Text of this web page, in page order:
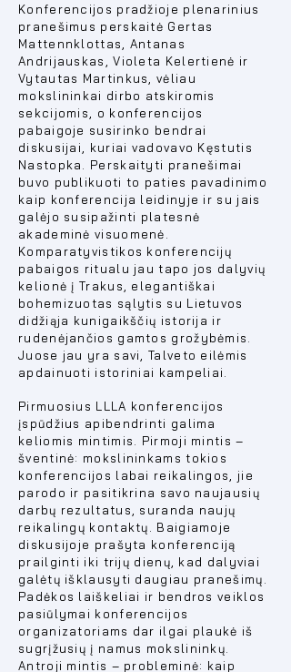
Konferencijos pradžioje plenarinius
pranešimus perskaitė Gertas
Mattennklottas, Antanas
Andrijauskas, Violeta Kelertienė ir
Vytautas Martinkus, vėliau
mokslininkai dirbo atskiromis
sekcijomis, o konferencijos
pabaigoje susirinko bendrai
diskusijai, kuriai vadovavo Kęstutis
Nastopka. Perskaityti pranešimai
buvo publikuoti to paties pavadinimo
kaip konferencija leidinyje ir su jais
galėjo susipažinti platesnė
akademinė visuomenė.
Komparatyvistikos konferencijų
pabaigos ritualu jau tapo jos dalyvių
kelionė į Trakus, elegantiškai
bohemizuotas sąlytis su Lietuvos
didžiąja kunigaikščių istorija ir
rudenėjančios gamtos grožybėmis.
Juose jau yra savi, Talveto eilėmis
apdainuoti istoriniai kampeliai.
Pirmuosius LLLA konferencijos
įspūdžius apibendrinti galima
keliomis mintimis. Pirmoji mintis –
šventinė: mokslininkams tokios
konferencijos labai reikalingos, jie
parodo ir pasitikrina savo naujausių
darbų rezultatus, suranda naujų
reikalingų kontaktų. Baigiamoje
diskusijoje prašyta konferenciją
prailginti iki trijų dienų, kad dalyviai
galėtų išklausyti daugiau pranešimų.
Padėkos laiškeliai ir bendros veiklos
pasiūlymai konferencijos
organizatoriams dar ilgai plaukė iš
sugrįžusių į namus mokslininkų.
Antroji mintis – probleminė: kaip